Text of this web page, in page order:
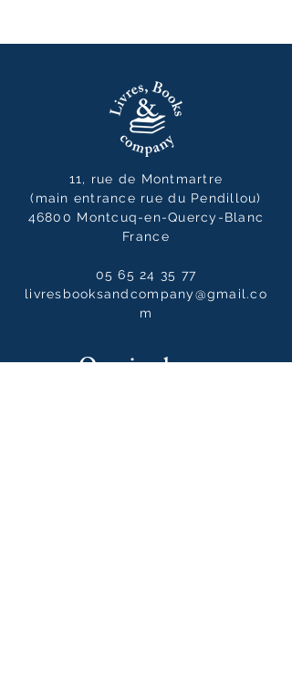
11, rue de Montmartre
(main entrance rue du Pendillou)
46800 Montcuq-en-Quercy-Blanc
France
05 65 24 35 77
livresbooksandcompany@gmail.co
m
Opening hours